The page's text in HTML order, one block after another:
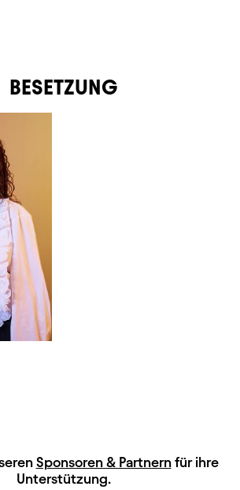
BESETZUNG
Sponsoren & Partnernfür ihre
Unterstützung.